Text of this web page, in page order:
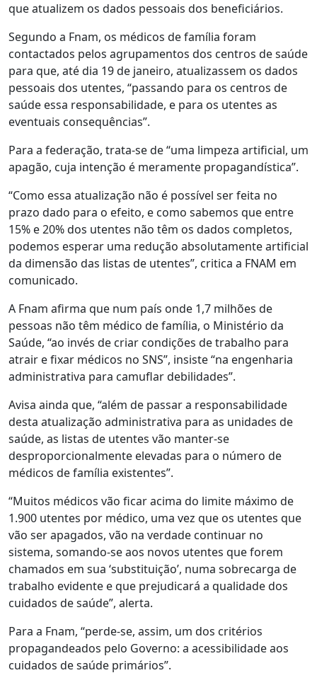
que atualizem os dados pessoais dos beneficiários.
Segundo a Fnam, os médicos de família foram
contactados pelos agrupamentos dos centros de saúde
para que, até dia 19 de janeiro, atualizassem os dados
pessoais dos utentes, “passando para os centros de
saúde essa responsabilidade, e para os utentes as
eventuais consequências”.
Para a federação, trata-se de “uma limpeza artificial, um
apagão, cuja intenção é meramente propagandística”.
“Como essa atualização não é possível ser feita no
prazo dado para o efeito, e como sabemos que entre
15% e 20% dos utentes não têm os dados completos,
podemos esperar uma redução absolutamente artificial
da dimensão das listas de utentes”, critica a FNAM em
comunicado.
A Fnam afirma que num país onde 1,7 milhões de
pessoas não têm médico de família, o Ministério da
Saúde, “ao invés de criar condições de trabalho para
atrair e fixar médicos no SNS”, insiste “na engenharia
administrativa para camuflar debilidades”.
Avisa ainda que, “além de passar a responsabilidade
desta atualização administrativa para as unidades de
saúde, as listas de utentes vão manter-se
desproporcionalmente elevadas para o número de
médicos de família existentes”.
“Muitos médicos vão ficar acima do limite máximo de
1.900 utentes por médico, uma vez que os utentes que
vão ser apagados, vão na verdade continuar no
sistema, somando-se aos novos utentes que forem
chamados em sua ‘substituição’, numa sobrecarga de
trabalho evidente e que prejudicará a qualidade dos
cuidados de saúde”, alerta.
Para a Fnam, “perde-se, assim, um dos critérios
propagandeados pelo Governo: a acessibilidade aos
cuidados de saúde primários”.